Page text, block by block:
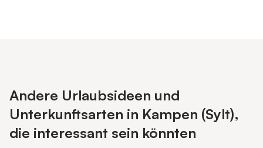
Andere Urlaubsideen und
Unterkunftsarten in Kampen (Sylt),
die interessant sein könnten